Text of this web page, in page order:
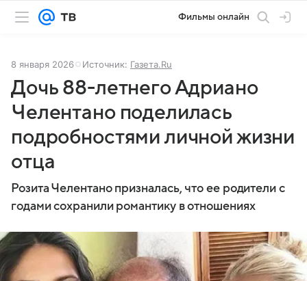
Фильмы онлайн
8 января 2026 Источник: Газета.Ru
Дочь 88-летнего Адриано
Челентано поделилась
подробностями личной жизни
отца
Розита Челентано призналась, что ее родители с
годами сохранили романтику в отношениях